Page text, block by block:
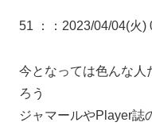
51 ： ：2023/04/04(火
今となっては色んな人
ろう
ジャマールやPlayer誌